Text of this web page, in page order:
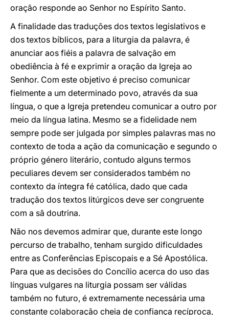
oração responde ao Senhor no Espírito Santo.
A finalidade das traduções dos textos legislativos e
dos textos bíblicos, para a liturgia da palavra, é
anunciar aos fiéis a palavra de salvação em
obediência à fé e exprimir a oração da Igreja ao
Senhor. Com este objetivo é preciso comunicar
fielmente a um determinado povo, através da sua
língua, o que a Igreja pretendeu comunicar a outro por
meio da língua latina. Mesmo se a fidelidade nem
sempre pode ser julgada por simples palavras mas no
contexto de toda a ação da comunicação e segundo o
próprio género literário, contudo alguns termos
peculiares devem ser considerados também no
contexto da íntegra fé católica, dado que cada
tradução dos textos litúrgicos deve ser congruente
com a sã doutrina.
Não nos devemos admirar que, durante este longo
percurso de trabalho, tenham surgido dificuldades
entre as Conferências Episcopais e a Sé Apostólica.
Para que as decisões do Concílio acerca do uso das
línguas vulgares na liturgia possam ser válidas
também no futuro, é extremamente necessária uma
constante colaboração cheia de confiança recíproca,